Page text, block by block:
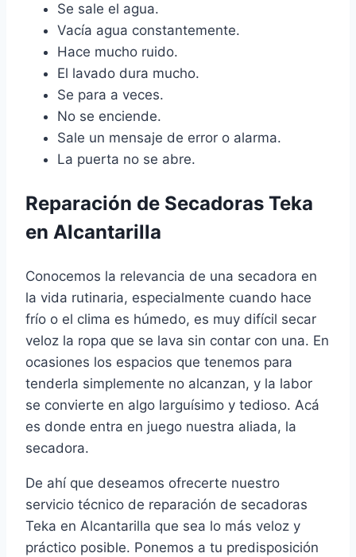
Se sale el agua.
Vacía agua constantemente.
Hace mucho ruido.
El lavado dura mucho.
Se para a veces.
No se enciende.
Sale un mensaje de error o alarma.
La puerta no se abre.
Reparación de Secadoras Teka
en Alcantarilla
Conocemos la relevancia de una secadora en
la vida rutinaria, especialmente cuando hace
frío o el clima es húmedo, es muy difícil secar
veloz la ropa que se lava sin contar con una. En
ocasiones los espacios que tenemos para
tenderla simplemente no alcanzan, y la labor
se convierte en algo larguísimo y tedioso. Acá
es donde entra en juego nuestra aliada, la
secadora.
De ahí que deseamos ofrecerte nuestro
servicio técnico de reparación de secadoras
Teka en Alcantarilla que sea lo más veloz y
práctico posible. Ponemos a tu predisposición